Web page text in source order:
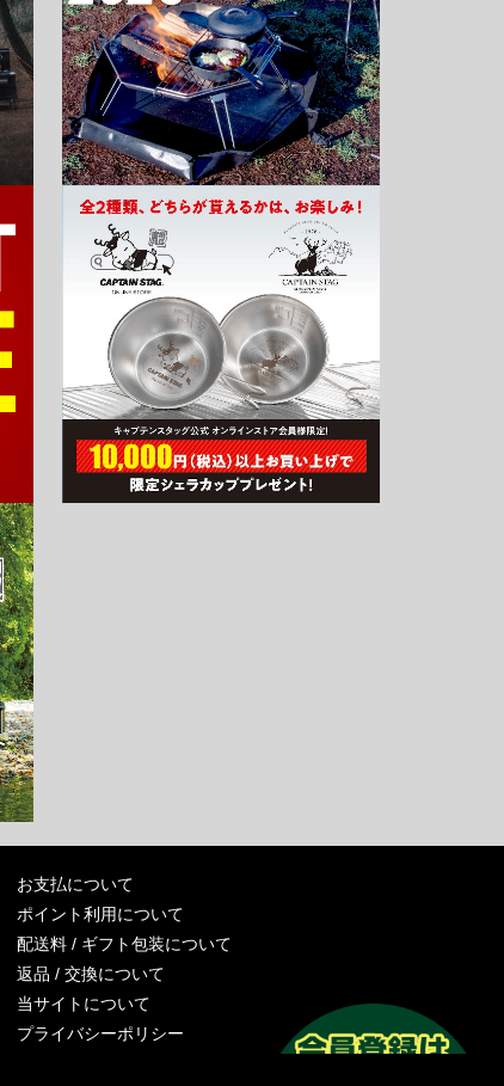
お支払について
ポイント利用について
配送料 / ギフト包装について
返品 / 交換について
当サイトについて
プライバシーポリシー